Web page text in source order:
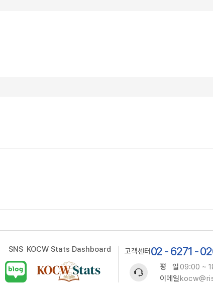
SNS KOCW Stats Dashboard 고객센터 02 - 6271 -
평 일09:00 ~
이메일